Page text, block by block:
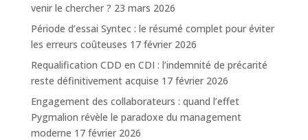
venir le chercher ? 23 mars 2026
Période d’essai Syntec : le résumé complet pour éviter
les erreurs coûteuses 17 février 2026
Requalification CDD en CDI : l’indemnité de précarité
reste définitivement acquise 17 février 2026
Engagement des collaborateurs : quand l’effet
Pygmalion révèle le paradoxe du management
moderne 17 février 2026